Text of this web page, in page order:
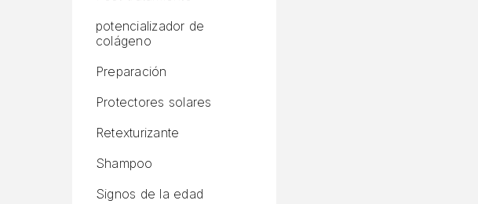
potencializador de
colágeno
Preparación
Protectores solares
Retexturizante
Shampoo
Signos de la edad